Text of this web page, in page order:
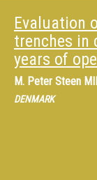
Evaluation
trenches in
years of
M. Peter Steen
DENMARK